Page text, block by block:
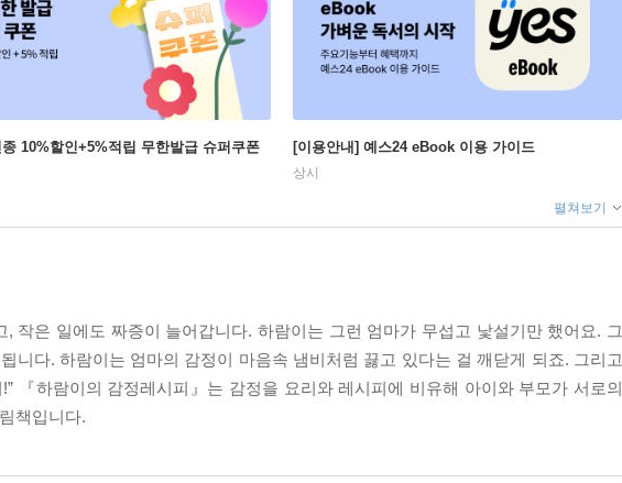
10%할인+5%적립 무한발급 슈퍼쿠폰 [이용안내] 예스24 eBook 이용 가이드
상시
펼쳐보기
작은 일에도 짜증이 늘어갑니다. 하람이는 그런 엄마가 무섭고 낯설기만 했어요. 그
니다. 하람이는 엄마의 감정이 마음속 냄비처럼 끓고 있다는 걸 깨닫게 되죠. 그리고
『하람이의 감정레시피』는 감정을 요리와 레시피에 비유해 아이와 부모가 서로의
책입니다.